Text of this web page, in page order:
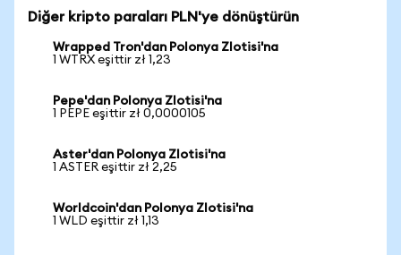
Diğer kripto paraları PLN'ye dönüştürün
Wrapped Tron'dan Polonya Zlotisi'na
1 WTRX eşittir zł 1,23
Pepe'dan Polonya Zlotisi'na
1 PEPE eşittir zł 0,0000105
Aster'dan Polonya Zlotisi'na
1 ASTER eşittir zł 2,25
Worldcoin'dan Polonya Zlotisi'na
1 WLD eşittir zł 1,13